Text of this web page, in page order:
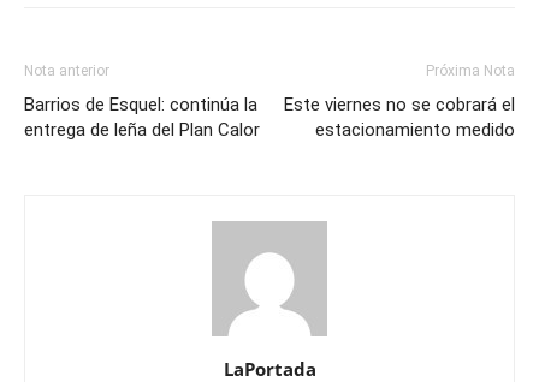
Nota anterior
Barrios de Esquel: continúa la
entrega de leña del Plan Calor
Próxima Nota
Este viernes no se cobrará el
estacionamiento medido
LaPortada